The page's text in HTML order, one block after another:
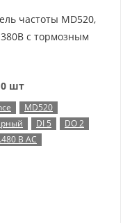
частоты MD520,
с тормозным
0 шт
MD520
DI 5
DO 2
В AC